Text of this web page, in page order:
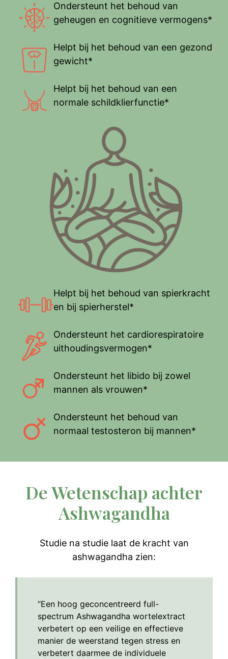
Ondersteunt het behoud van
geheugen en cognitieve vermogens*
Helpt bij het behoud van een gezond
gewicht*
Helpt bij het behoud van een
normale schildklierfunctie*
Helpt bij het behoud van spierkracht
en bij spierherstel*
Ondersteunt het cardiorespiratoire
uithoudingsvermogen*
Ondersteunt het libido bij zowel
mannen als vrouwen*
Ondersteunt het behoud van
normaal testosteron bij mannen*
De Wetenschap achter
Ashwagandha
Studie na studie laat de kracht van
ashwagandha zien:
“Een hoog geconcentreerd full-
spectrum Ashwagandha wortelextract
verbetert op een veilige en effectieve
manier de weerstand tegen stress en
verbetert daarmee de individuele